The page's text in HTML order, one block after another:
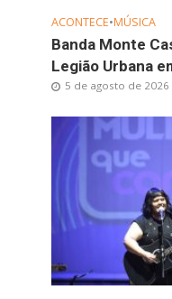
ACONTECE•MÚSICA
Banda Monte
Legião Urbana
5 de agosto de 2026